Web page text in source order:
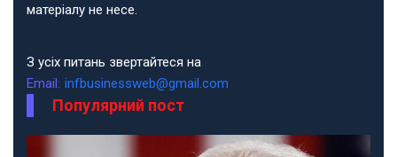
матеріалу не несе.
З усіх питань звертайтеся на
Email: infbusinessweb@gmail.com
Популярний пост